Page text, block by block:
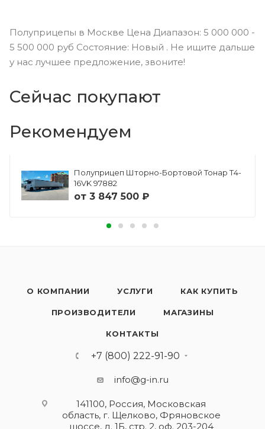
Полуприцепы в Москве Цена Диапазон: 5 000 000 -
5 500 000 руб Состояние: Новый . Не ищите дальше
у нас лучшее предложение, звоните!
Сейчас покупают
Рекомендуем
Полуприцеп Шторно-Бортовой Тонар Т4-
16VK 97882
от 3 847 500 ₽
О КОМПАНИИ УСЛУГИ КАК КУПИТЬ
ПРОИЗВОДИТЕЛИ МАГАЗИНЫ
КОНТАКТЫ
+7 (800) 222-91-90
info@g-in.ru
141100, Россия, Московская
область, г. Щелково, Фряновское
шоссе, д. 1Б, стр. 2, оф. 203-204